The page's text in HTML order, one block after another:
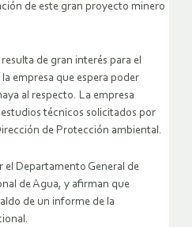
de este gran proyecto minero
de gran interés para el
empresa que espera poder
al respecto. La empresa
técnicos solicitados por
de Protección ambiental.
Departamento General de
de Agua, y afirman que
de un informe de la